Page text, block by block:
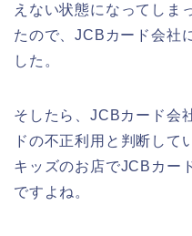
えない状態になってしま
たので、JCBカード会社
した。
そしたら、JCBカード会
ドの不正利用と判断して
キッズのお店でJCBカー
ですよね。